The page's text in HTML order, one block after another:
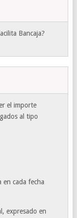
Bancaja?
el importe
al tipo
en cada fecha
expresado en